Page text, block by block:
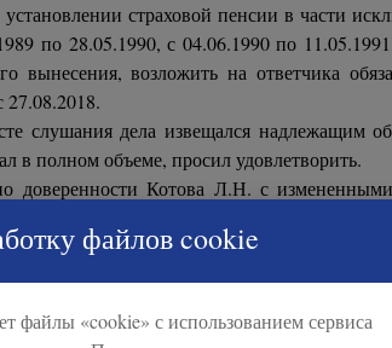
файлов cookie
файлы «cookie» с использованием сервиса
страховой пенсии в части
по 28.05.1990, с 04.06.1990 по
возложить на ответчика
27.08.2018.
слушания дела извещался надлежащим
в полном объеме, просил удовлетворить.
доверенности Котова Л.Н. с
на исковое заявление, просила отказать в
решение суда отменить,
указывает, что оспариваемые
полного рабочего дня на резке и